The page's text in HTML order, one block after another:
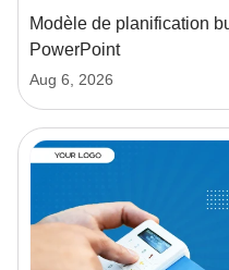
Modèle de planification
PowerPoint
Aug 6, 2026